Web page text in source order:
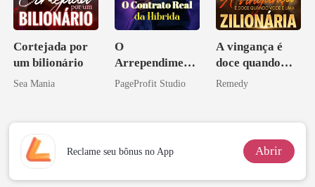
Cortejada por
um bilionário
Sea Mania
O
Arrependiment
o do Alfa: O
PageProfit Studio
A vingança é
doce quando
você é uma
Remedy
Reclame seu bônus no App Abrir